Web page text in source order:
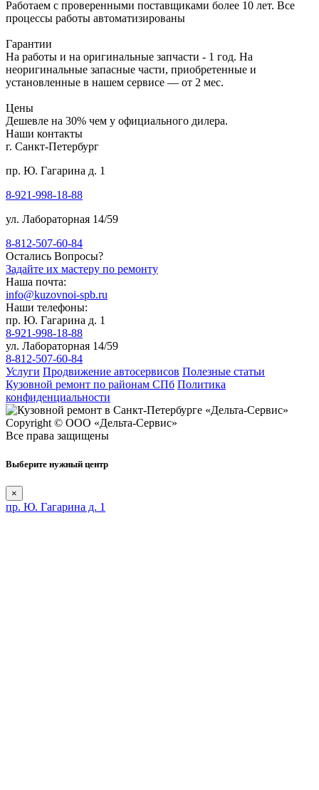
Работаем с проверенными поставщиками более 10 лет. Все
процессы работы автоматизированы
Гарантии
На работы и на оригинальные запчасти - 1 год. На
неоригинальные запасные части, приобретенные и
установленные в нашем сервисе — от 2 мес.
Цены
Дешевле на 30% чем у официального дилера.
Наши контакты
г. Санкт-Петербург
пр. Ю. Гагарина д. 1
8-921-998-18-88
ул. Лабораторная 14/59
8-812-507-60-84
Остались Вопросы?
Задайте их мастеру по ремонту
Наша почта:
info@kuzovnoi-spb.ru
Наши телефоны:
пр. Ю. Гагарина д. 1
8-921-998-18-88
ул. Лабораторная 14/59
8-812-507-60-84
Услуги Продвижение автосервисов Полезные статьи
Кузовной ремонт по районам СПб Политика
конфиденциальности
Copyright © ООО «Дельта-Сервис»
Все права защищены
Выберите нужный центр
×
пр. Ю. Гагарина д. 1